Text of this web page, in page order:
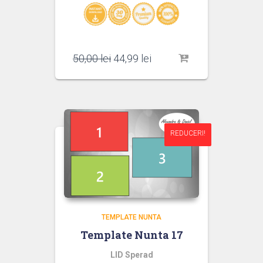
50,00lei Prețul
a
50,00 lei.
44,99 lei
este:
REDUCERI!
REDUCERI!
TEMPLATE NUNTA
Template Nunta 17
LID Sperad